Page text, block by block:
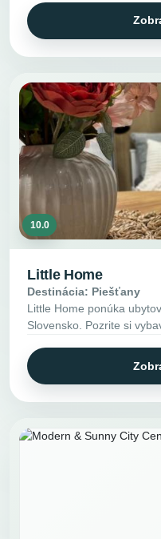
10.0
Little Home
Destinácia: Piešťany
Little Home ponúka
Slovensko. Pozrite si